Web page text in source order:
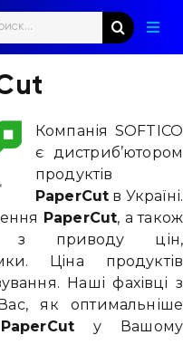
Компанія SOFTICO
є дистриб’ютором
продуктів
PaperCut в Україні.
PaperCut, а також
з приводу цін,
Ціна продуктів
Наші фахівці з
як оптимальніше
PaperCut у Вашому